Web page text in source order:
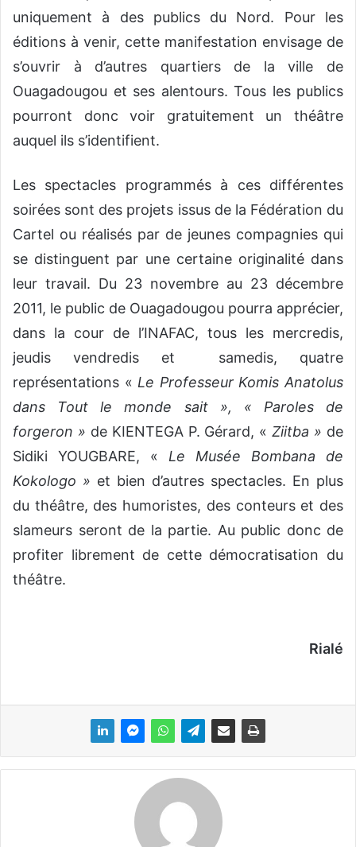
uniquement à des publics du Nord. Pour les
éditions à venir, cette manifestation envisage de
s’ouvrir à d’autres quartiers de la ville de
Ouagadougou et ses alentours. Tous les publics
pourront donc voir gratuitement un théâtre
auquel ils s’identifient.
Les spectacles programmés à ces différentes
soirées sont des projets issus de la Fédération du
Cartel ou réalisés par de jeunes compagnies qui
se distinguent par une certaine originalité dans
leur travail. Du 23 novembre au 23 décembre
2011, le public de Ouagadougou pourra apprécier,
dans la cour de l’INAFAC, tous les mercredis,
jeudis vendredis et samedis, quatre
représentations « Le Professeur Komis Anatolus
dans Tout le monde sait », « Paroles de
forgeron » de KIENTEGA P. Gérard, «Ziitba » de
Sidiki YOUGBARE, « Le Musée Bombana de
Kokologo » et bien d’autres spectacles. En plus
du théâtre, des humoristes, des conteurs et des
slameurs seront de la partie. Au public donc de
profiter librement de cette démocratisation du
théâtre.
Rialé